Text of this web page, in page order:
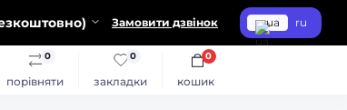
Замовити дзвінок ua ru
порівняти
0
закладки
0
кошик
0